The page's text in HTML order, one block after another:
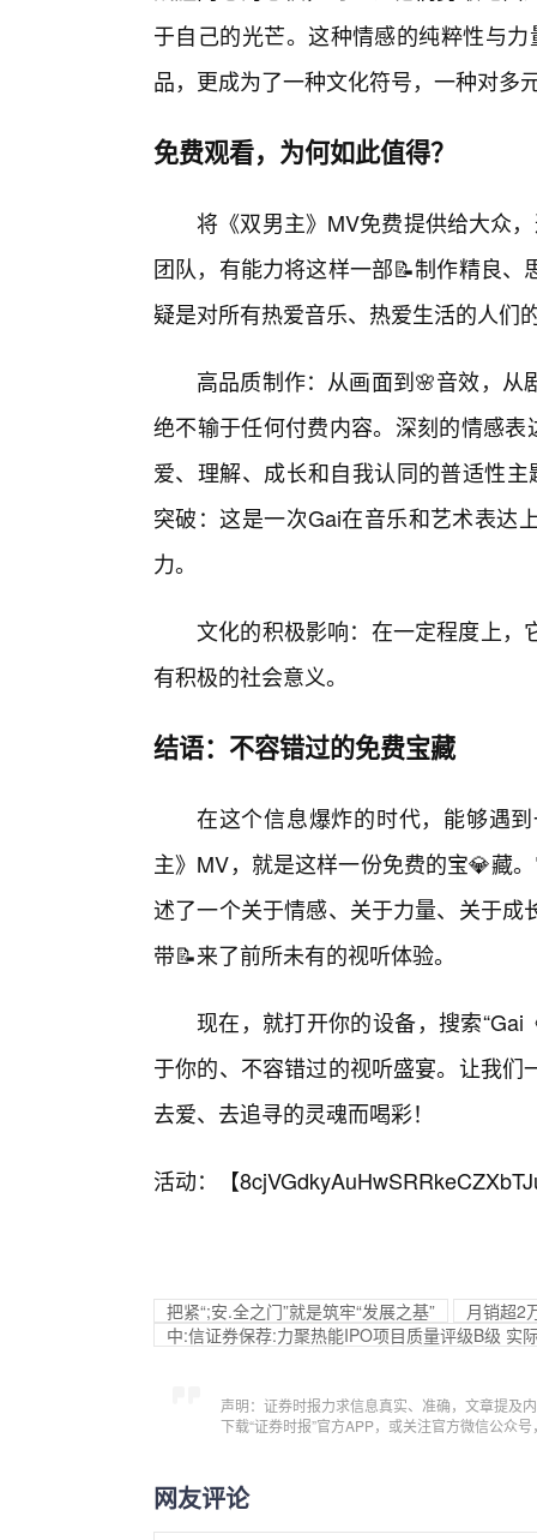
于自己的光芒。这种情感的纯粹性与
品，更成为了一种文化符号，一种对多
免费观看，为何如此值得？
将《双男主》MV免费提供给大众
团队，有能力将这样一部📝制作精良
疑是对所有热爱音乐、热爱生活的人们
高品质制作：从画面到🌸音效，
绝不输于任何付费内容。深刻的情感
爱、理解、成长和自我认同的普适性
突破：这是一次Gai在音乐和艺术表达
力。
文化的积极影响：在一定程度上，
有积极的社会意义。
结语：不容错过的免费宝藏
在这个信息爆炸的时代，能够遇
主》MV，就是这样一份免费的宝💎藏
述了一个关于情感、关于力量、关于
带📝来了前所未有的视听体验。
现在，就打开你的设备，搜索
于你的、不容错过的视听盛宴。让我
去爱、去追寻的灵魂而喝彩！
活动：【
把紧“;安.全之门”就是筑牢“发展之基”
月销超2
中:信证券保荐:力聚热能IPO项目质量评级B级 实
声明：证券时报力求信息真实、准确，文章提及
下载“证券时报”官方APP，或关注官方微信公众
网友评论